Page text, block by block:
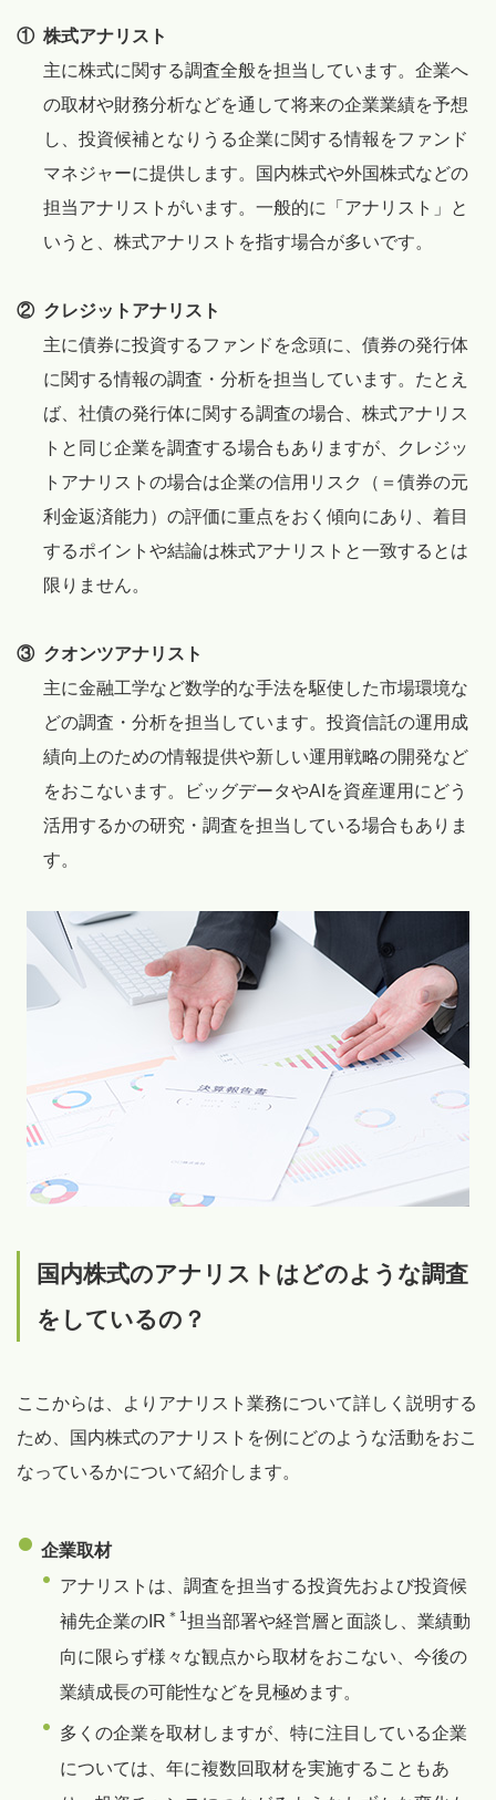
① 株式アナリスト
主に株式に関する調査全般を担当しています。企業へ
の取材や財務分析などを通して将来の企業業績を予想
し、投資候補となりうる企業に関する情報をファンド
マネジャーに提供します。国内株式や外国株式などの
担当アナリストがいます。一般的に「アナリスト」と
いうと、株式アナリストを指す場合が多いです。
② クレジットアナリスト
主に債券に投資するファンドを念頭に、債券の発行体
に関する情報の調査・分析を担当しています。たとえ
ば、社債の発行体に関する調査の場合、株式アナリス
トと同じ企業を調査する場合もありますが、クレジッ
トアナリストの場合は企業の信用リスク（＝債券の元
利金返済能力）の評価に重点をおく傾向にあり、着目
するポイントや結論は株式アナリストと一致するとは
限りません。
③ クオンツアナリスト
主に金融工学など数学的な手法を駆使した市場環境な
どの調査・分析を担当しています。投資信託の運用成
績向上のための情報提供や新しい運用戦略の開発など
をおこないます。ビッグデータやAIを資産運用にどう
活用するかの研究・調査を担当している場合もありま
す。
国内株式のアナリストはどのような調査
をしているの？
ここからは、よりアナリスト業務について詳しく説明する
ため、国内株式のアナリストを例にどのような活動をおこ
なっているかについて紹介します。
企業取材
アナリストは、調査を担当する投資先および投資候
補先企業のIR ＊1担当部署や経営層と面談し、業績動
向に限らず様々な観点から取材をおこない、今後の
業績成長の可能性などを見極めます。
多くの企業を取材しますが、特に注目している企業
については、年に複数回取材を実施することもあ